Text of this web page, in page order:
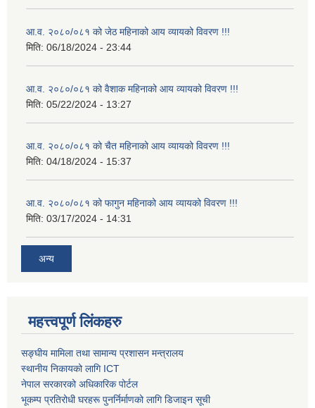
आ.व. २०८०/०८१ को जेठ महिनाको आय व्यायको विवरण !!!
मिति: 06/18/2024 - 23:44
आ.व. २०८०/०८१ को वैशाक महिनाको आय व्यायको विवरण !!!
मिति: 05/22/2024 - 13:27
आ.व. २०८०/०८१ को चैत महिनाको आय व्यायको विवरण !!!
मिति: 04/18/2024 - 15:37
आ.व. २०८०/०८१ को फागुन महिनाको आय व्यायको विवरण !!!
मिति: 03/17/2024 - 14:31
अन्य
महत्त्वपूर्ण लिंकहरु
सङ्घीय मामिला तथा सामान्य प्रशासन मन्त्रालय
स्थानीय निकायको लागि ICT
नेपाल सरकारको अधिकारिक पोर्टल
भूकम्प प्रतिरोधी घरहरू पुनर्निर्माणको लागि डिजाइन सूची